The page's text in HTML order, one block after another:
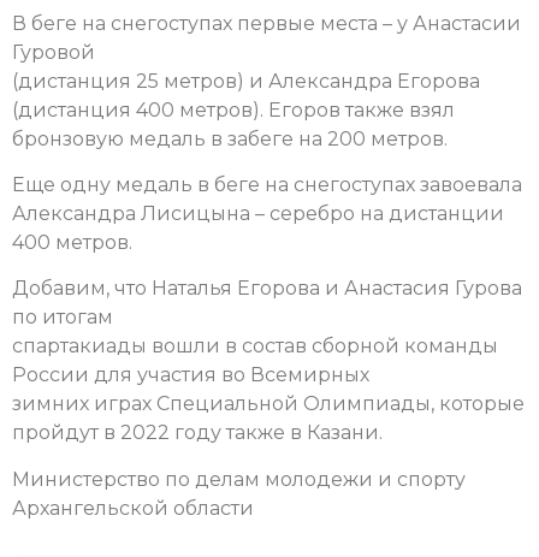
В беге на снегоступах первые места – у Анастасии
Гуровой
(дистанция 25 метров) и Александра Егорова
(дистанция 400 метров). Егоров также взял
бронзовую медаль в забеге на 200 метров.
Еще одну медаль в беге на снегоступах завоевала
Александра Лисицына – серебро на дистанции
400 метров.
Добавим, что Наталья Егорова и Анастасия Гурова
по итогам
спартакиады вошли в состав сборной команды
России для участия во Всемирных
зимних играх Специальной Олимпиады, которые
пройдут в 2022 году также в Казани.
Министерство по делам молодежи и спорту
Архангельской области